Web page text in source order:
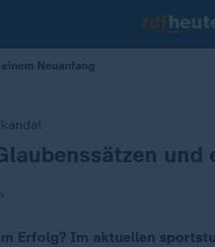
Neuanfang
und
Erfolg? Im aktuellen